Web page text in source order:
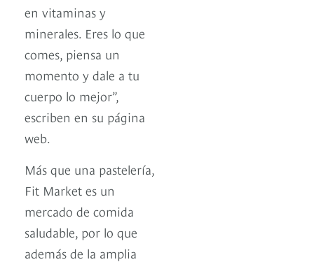
en vitaminas y
minerales. Eres lo que
comes, piensa un
momento y dale a tu
cuerpo lo mejor”,
escriben en su página
web.
Más que una pastelería,
Fit Market es un
mercado de comida
saludable, por lo que
además de la amplia